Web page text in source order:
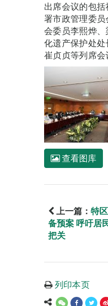
出席会议的包
署市政管理委
会委员李熙烨
化遗产保护处
崔贞贞等列席会
查看图库
上一篇： 特
备预案 呼吁居
把关
列印本页